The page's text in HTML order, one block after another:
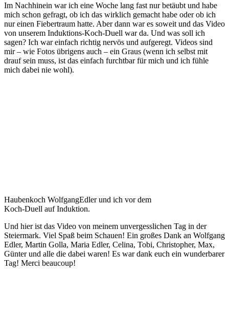
Im Nachhinein war ich eine Woche lang fast nur betäubt und habe
mich schon gefragt, ob ich das wirklich gemacht habe oder ob ich
nur einen Fiebertraum hatte. Aber dann war es soweit und das Video
von unserem Induktions-Koch-Duell war da. Und was soll ich
sagen? Ich war einfach richtig nervös und aufgeregt. Videos sind
mir – wie Fotos übrigens auch – ein Graus (wenn ich selbst mit
drauf sein muss, ist das einfach furchtbar für mich und ich fühle
mich dabei nie wohl).
Haubenkoch WolfgangEdler und ich vor dem
Koch-Duell auf Induktion.
Und hier ist das Video von meinem unvergesslichen Tag in der
Steiermark. Viel Spaß beim Schauen! Ein großes Dank an Wolfgang
Edler, Martin Golla, Maria Edler, Celina, Tobi, Christopher, Max,
Günter und alle die dabei waren! Es war dank euch ein wunderbarer
Tag! Merci beaucoup!